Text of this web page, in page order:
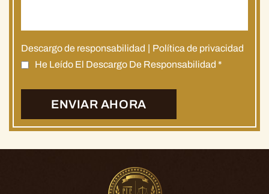
Descargo de responsabilidad
Política de privacidad
He Leído El Descargo De Responsabilidad *